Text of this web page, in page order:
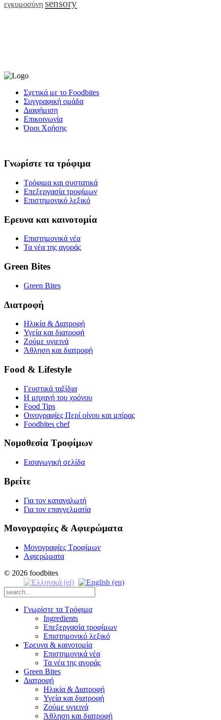
εγκυμοσύνη sensory
Σχετικά με το Foodbites
Συγγραφική ομάδα
Διαφήμιση
Επικοινωνία
Όροι Χρήσης
Γνωρίστε τα τρόφιμα
Τρόφιμα και συστατικά
Επεξεργασία τροφίμων
Επιστημονικό λεξικό
Ερευνα και καινοτομία
Επιστημονικά νέα
Τα νέα της αγοράς
Green Bites
Green Bites
Διατροφή
Ηλικία & Διατροφή
Υγεία και διατροφή
Ζούμε υγιεινά
Άθληση και διατροφή
Food & Lifestyle
Γευστικά ταξίδια
Η μηχανή του χρόνου
Food Tips
Οινογραφίες Περί οίνου και μπίρας
Foodbites chef
Νομοθεσία Τροφίμων
Εισαγωγική σελίδα
Βρείτε
Για τον καταναλωτή
Για τον επαγγελματία
Μονογραφίες & Αφιερώματα
Μονογραφίες Τροφίμων
Αφιερώματα
© 2026 foodbites
Γνωρίστε τα Τρόφιμα
Ingredients
Επεξεργασία τροφίμων
Επιστημονικό λεξικό
Έρευνα & καινοτομία
Επιστημονικά νέα
Τα νέα της αγοράς
Green Bites
Διατροφή
Ηλικία & Διατροφή
Υγεία και διατροφή
Ζούμε υγιεινά
Άθληση και διατροφή